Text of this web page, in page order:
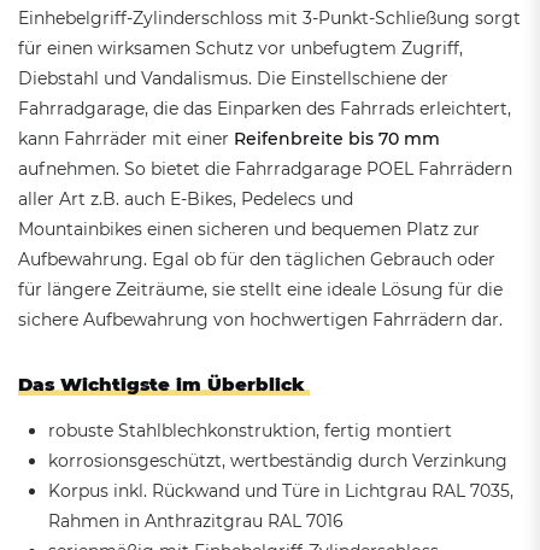
Einhebelgriff-Zylinderschloss mit 3-Punkt-Schließung sorgt
für einen wirksamen Schutz vor unbefugtem Zugriff,
Diebstahl und Vandalismus. Die Einstellschiene der
Fahrradgarage, die das Einparken des Fahrrads erleichtert,
kann Fahrräder mit einer Reifenbreite bis 70 mm
aufnehmen. So bietet die Fahrradgarage POEL Fahrrädern
aller Art z.B. auch E-Bikes, Pedelecs und
Mountainbikes einen sicheren und bequemen Platz zur
Aufbewahrung. Egal ob für den täglichen Gebrauch oder
für längere Zeiträume, sie stellt eine ideale Lösung für die
sichere Aufbewahrung von hochwertigen Fahrrädern dar.
Das Wichtigste im Überblick
robuste Stahlblechkonstruktion, fertig montiert
korrosionsgeschützt, wertbeständig durch Verzinkung
Korpus inkl. Rückwand und Türe in Lichtgrau RAL 7035,
Rahmen in Anthrazitgrau RAL 7016